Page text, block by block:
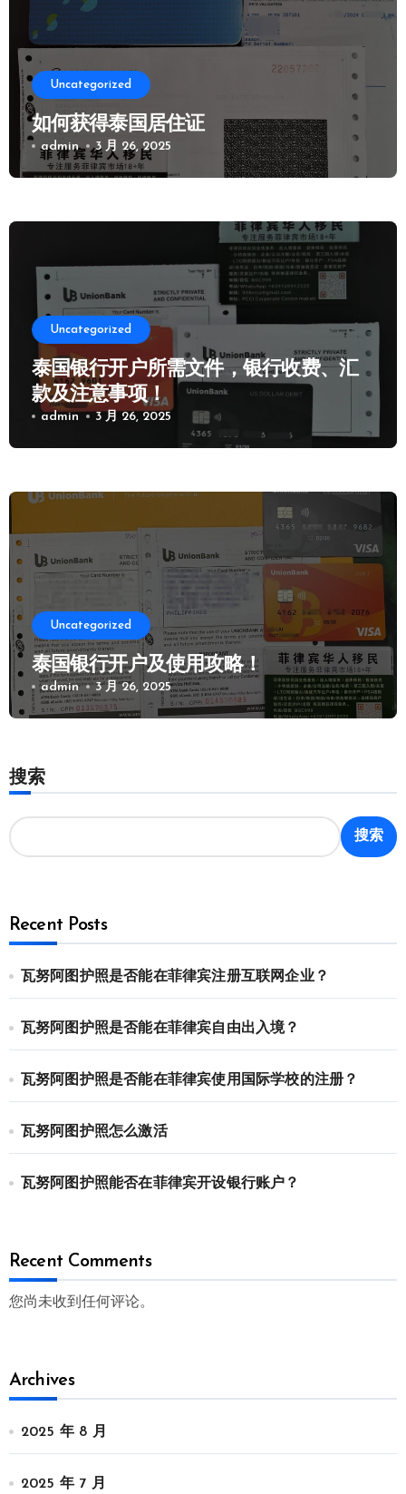
Uncategorized
如何获得泰国居住证
admin 3 月 26, 2025
Uncategorized
泰国银行开户所需文件，银行收费、汇
款及注意事项！
admin 3 月 26, 2025
Uncategorized
泰国银行开户及使用攻略！
admin 3 月 26, 2025
搜索
搜索
Recent Posts
瓦努阿图护照是否能在菲律宾注册互联网企业？
瓦努阿图护照是否能在菲律宾自由出入境？
瓦努阿图护照是否能在菲律宾使用国际学校的注册？
瓦努阿图护照怎么激活
瓦努阿图护照能否在菲律宾开设银行账户？
Recent Comments
您尚未收到任何评论。
Archives
2025 年 8 月
2025 年 7 月